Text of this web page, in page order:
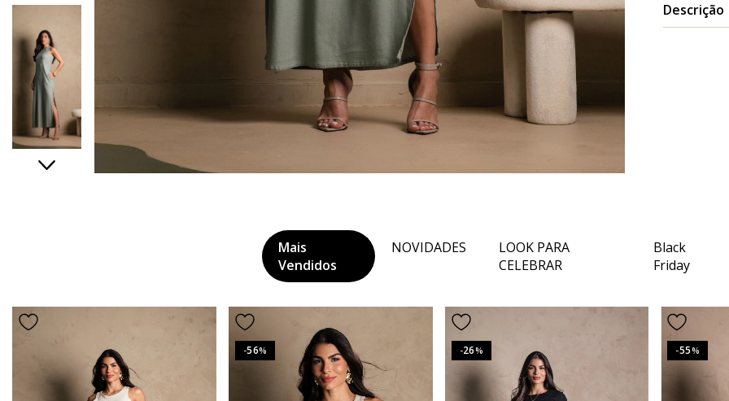
Descrição
Cor:
Mais
Vendidos
NOVIDADES
LOOK PARA
CELEBRAR
Black
Friday
-56% -26% -55%